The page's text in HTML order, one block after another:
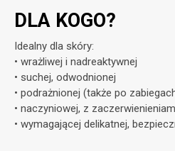
DLA KOGO?
Idealny dla skóry:
• wrażliwej i nadreaktywnej
• suchej, odwodnionej
• podrażnionej (także po
• naczyniowej, z
• wymagającej delikatnej,